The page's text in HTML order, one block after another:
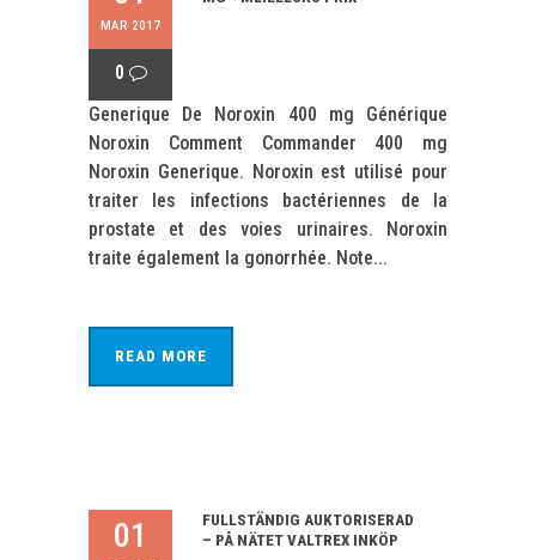
MAR 2017
0
Generique De Noroxin 400 mg Générique
Noroxin Comment Commander 400 mg
Noroxin Generique. Noroxin est utilisé pour
traiter les infections bactériennes de la
prostate et des voies urinaires. Noroxin
traite également la gonorrhée. Note...
READ MORE
01
FULLSTÄNDIG AUKTORISERAD
– PÅ NÄTET VALTREX INKÖP